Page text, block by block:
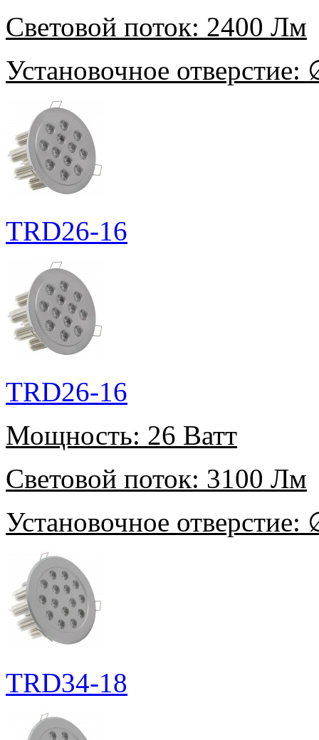
Световой поток: 2400 Лм
Установочное отверстие:
TRD26-16
TRD26-16
Мощность: 26 Ватт
Световой поток: 3100 Лм
Установочное отверстие:
TRD34-18